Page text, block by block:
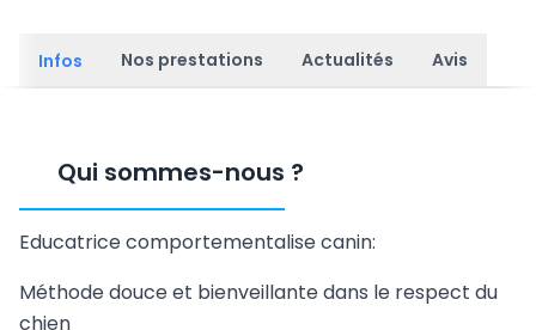
Infos Nos prestations Actualités Avis
Qui sommes-nous ?
Educatrice comportementalise canin:
Méthode douce et bienveillante dans le respect du
chien